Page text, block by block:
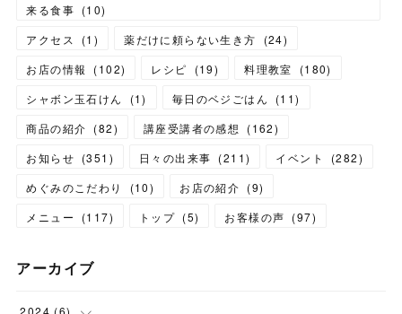
来る食事 (10)
アクセス
(1 ) 薬だけに頼らない生き方 (24)
お店の情報
(102) レシピ (19) 料理教室 (180)
シャボン玉石けん
(1) 毎日のベジごはん (11)
商品の紹介 (82) 講座受講者の感想 (162)
お知らせ (351 ) 日々の出来事 (211) イベント (282)
めぐみのこだわり
(10) お店の紹介 (9)
メニュー
(117) トップ (5) お客様の声 (97)
アーカイブ
2024 (6)